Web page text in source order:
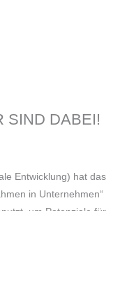
SIND DABEI!
Entwicklung) hat das
in Unternehmen“
um Potenziale für